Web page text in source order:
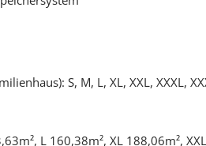
S, M, L, XL, XXL, XXXL,
L 160,38m², XL 188,06m², XXL